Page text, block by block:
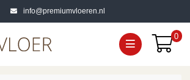
info@premiumvloeren.nl
0